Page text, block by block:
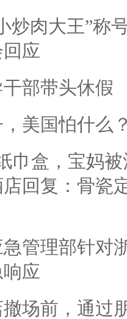
炒肉大王”称
应
部带头休假
美国怕什么
巾盒，宝妈
回复：骨瓷
管理部针对
应
场前，通过